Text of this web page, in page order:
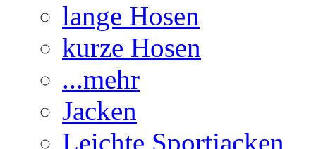
lange Hosen
kurze Hosen
...mehr
Jacken
Leichte Sportjacken